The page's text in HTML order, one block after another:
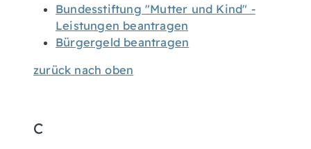
Bundesstiftung "Mutter und Kind" -
Leistungen beantragen
Bürgergeld beantragen
zurück nach oben
C